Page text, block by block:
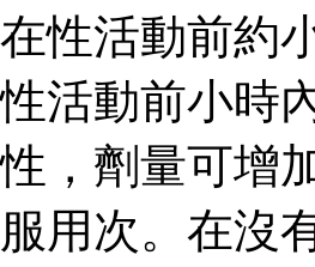
在性活動前約
性活動前小時
性，劑量可增
服用次。在沒